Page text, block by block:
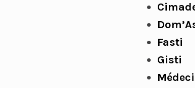
Fasti
Gisti